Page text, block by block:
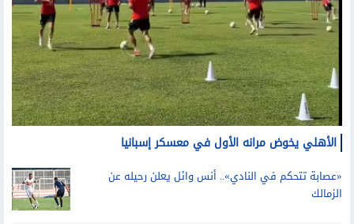
الأهلي يخوض مرانه الأول في معسكر إسبانيا
«عصابة تتحكم في النادي».. أنس وائل يعلن رحيله عن
الزمالك